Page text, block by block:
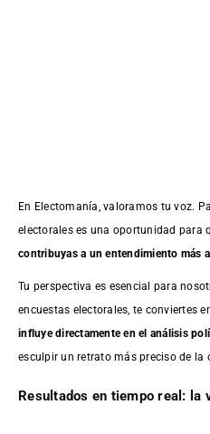
En Electomanía, valoramos tu voz.
electorales es una oportunidad para
contribuyas a un entendimiento más
Tu perspectiva es esencial para
encuestas electorales, te conviertes
influye directamente en el análisis
esculpir un retrato más preciso de la
Resultados en tiempo real: la